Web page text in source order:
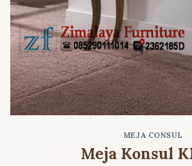
MEJA CONSUL
Meja Konsul